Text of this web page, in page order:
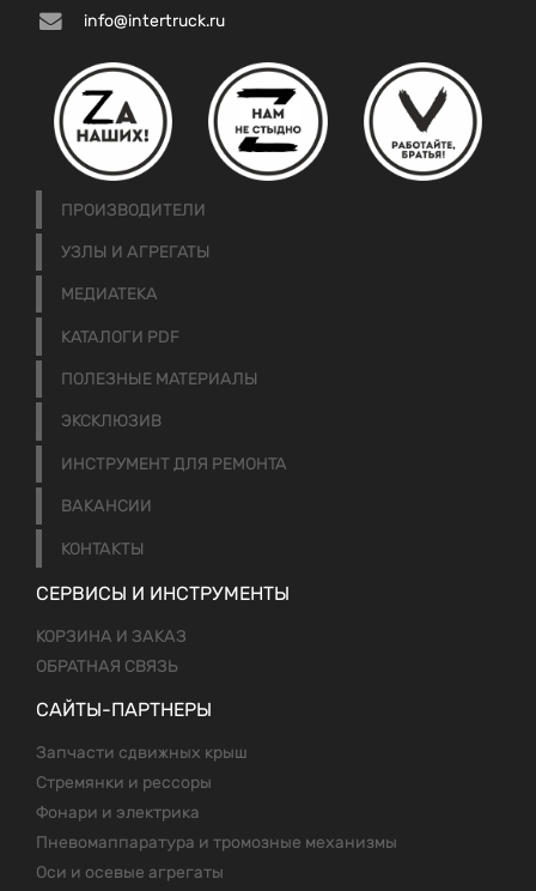
info@intertruck.ru
ПРОИЗВОДИТЕЛИ
УЗЛЫ И АГРЕГАТЫ
МЕДИАТЕКА
КАТАЛОГИ PDF
ПОЛЕЗНЫЕ МАТЕРИАЛЫ
ЭКСКЛЮЗИВ
ИНСТРУМЕНТ ДЛЯ РЕМОНТА
ВАКАНСИИ
КОНТАКТЫ
СЕРВИСЫ И ИНСТРУМЕНТЫ
КОРЗИНА И ЗАКАЗ
ОБРАТНАЯ СВЯЗЬ
САЙТЫ-ПАРТНЕРЫ
Запчасти сдвижных крыш
Стремянки и рессоры
Фонари и электрика
Пневомаппаратура и тромозные механизмы
Оси и осевые агрегаты